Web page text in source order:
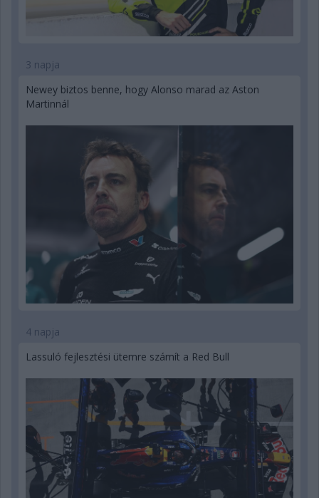
3 napja
Newey biztos benne, hogy Alonso marad az Aston
Martinnál
4 napja
Lassuló fejlesztési ütemre számít a Red Bull